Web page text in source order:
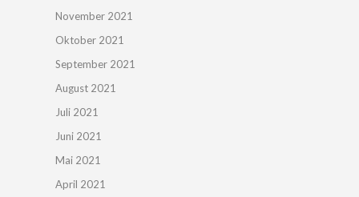
November 2021
Oktober 2021
September 2021
August 2021
Juli 2021
Juni 2021
Mai 2021
April 2021